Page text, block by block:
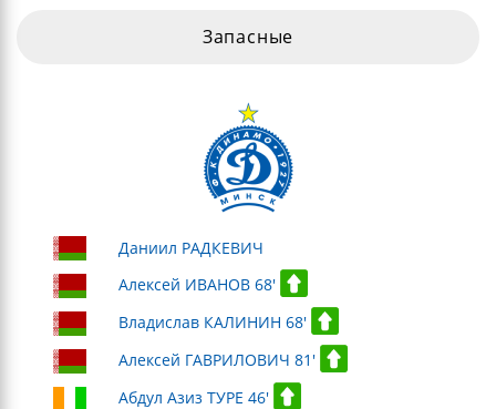
Запасные
Даниил РАДКЕВИЧ
Алексей ИВАНОВ 68'
Владислав КАЛИНИН 68'
Алексей ГАВРИЛОВИЧ 81'
Абдул Азиз ТУРЕ 46'